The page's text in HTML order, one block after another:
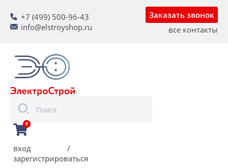
+7 (499) 500-96-43
info@elstroyshop.ru
Заказать звонок
все контакты
0
вход
/
зарегистрироваться